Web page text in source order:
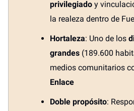
privilegiado y
la realeza dentro de
Hortaleza: Uno de los
grandes (189.600
medios comunitarios
Enlace
Doble propósito: